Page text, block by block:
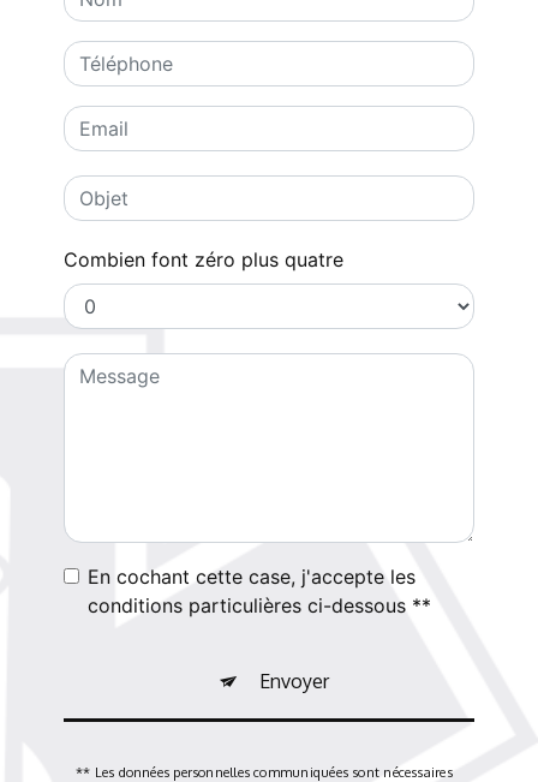
Combien font zéro plus quatre
En cochant cette case, j'accepte les
conditions particulières ci-dessous **
Envoyer
** Les données personnelles communiquées sont nécessaires